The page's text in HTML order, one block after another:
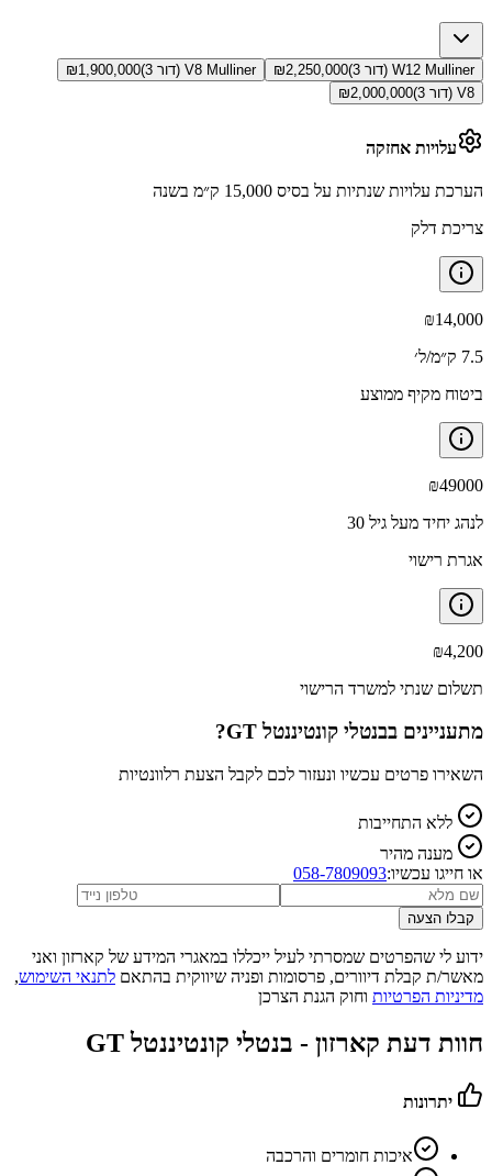
W12 Mulliner (דור 3) ₪2,250,000 V8 Mulliner (דור 3) ₪1,900,000
V8 (דור 3)
₪2,000,000
עלויות אחזקה
הערכת עלויות שנתיות על בסיס 15,000 ק״מ בשנה
צריכת דלק
₪14,000
7.5 ק״מ/ל׳
ביטוח מקיף ממוצע
₪49000
לנהג יחיד מעל גיל 30
אגרת רישוי
₪4,200
תשלום שנתי למשרד הרישוי
מתעניינים בבנטלי קונטיננטל GT ?
השאירו פרטים עכשיו ונעזור לכם לקבל הצעת רלוונטיות
ללא התחייבות
מענה מהיר
או חייגו עכשיו:058-7809093
קבלו הצעה
ידוע לי שהפרטים שמסרתי לעיל ייכללו במאגרי המידע של קארזון ואני
מאשר/ת קבלת דיוורים, פרסומות ופניה שיווקית בהתאם לתנאי השימוש,
מדיניות הפרטיות וחוק הגנת הצרכן
חוות דעת קארזון - בנטלי קונטיננטל GT
יתרונות
איכות חומרים והרכבה